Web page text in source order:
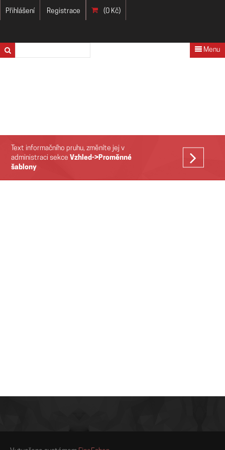
Přihlášení Registrace (0 Kč)
Menu
Text informačního pruhu, změníte jej v
administraci sekceVzhled->Proměnné
šablony
VÍCE
>